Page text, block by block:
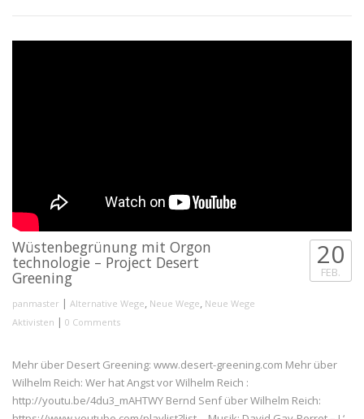
Wüstenbegrünung mit Orgon
technologie – Project Desert
Greening
panmaster | Alternative Wege, Neue Wege, Neue Wege
Aktivisten | 0 Comments
20
FEB.
Mehr über Desert Greening: www.desert-greening.com Mehr über
Wilhelm Reich: Wer hat Angst vor Wilhelm Reich :
http://youtu.be/4du3_mAHTWY Bernd Senf über Wilhelm Reich: